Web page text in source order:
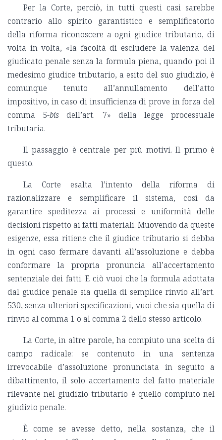
Per la Corte, perciò, in tutti questi casi sarebbe
contrario allo spirito garantistico e semplificatorio
della riforma riconoscere a ogni giudice tributario, di
volta in volta, «la facoltà di escludere la valenza del
giudicato penale senza la formula piena, quando poi il
medesimo giudice tributario, a esito del suo giudizio, è
comunque tenuto all’annullamento dell’atto
impositivo, in caso di insufficienza di prove in forza del
comma 5-bis dell’art. 7» della legge processuale
tributaria.
Il passaggio è centrale per più motivi. Il primo è
questo.
La Corte esalta l’intento della riforma di
razionalizzare e semplificare il sistema, così da
garantire speditezza ai processi e uniformità delle
decisioni rispetto ai fatti materiali. Muovendo da queste
esigenze, essa ritiene che il giudice tributario si debba
in ogni caso fermare davanti all’assoluzione e debba
conformare la propria pronuncia all’accertamento
sentenziale dei fatti. E ciò vuoi che la formula adottata
dal giudice penale sia quella di semplice rinvio all’art.
530, senza ulteriori specificazioni, vuoi che sia quella di
rinvio al comma 1 o al comma 2 dello stesso articolo.
La Corte, in altre parole, ha compiuto una scelta di
campo radicale: se contenuto in una sentenza
irrevocabile d’assoluzione pronunciata in seguito a
dibattimento, il solo accertamento del fatto materiale
rilevante nel giudizio tributario è quello compiuto nel
giudizio penale.
È come se avesse detto, nella sostanza, che il